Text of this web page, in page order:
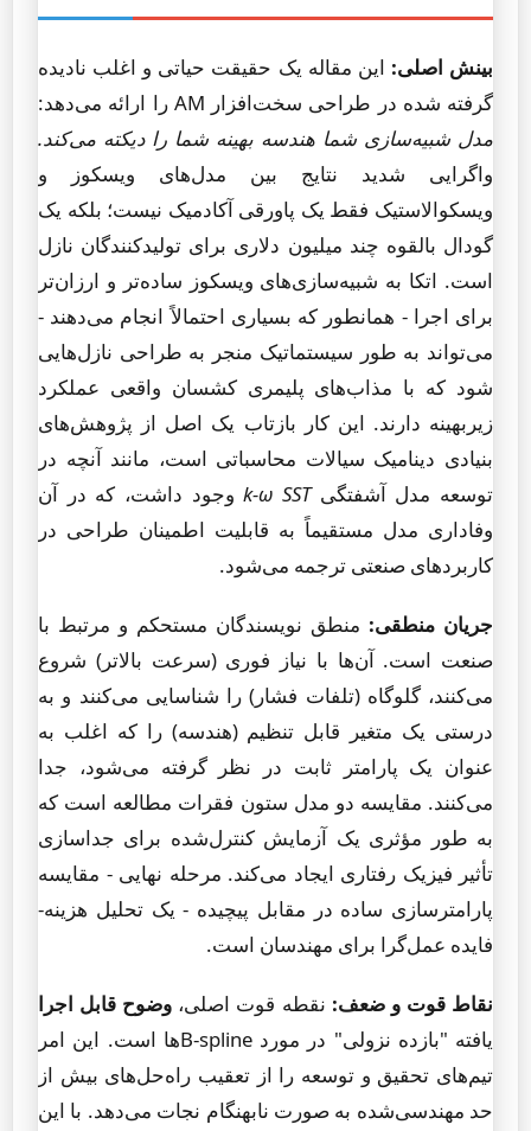
بینش اصلی: این مقاله یک حقیقت حیاتی و اغلب نادیده
گرفته شده در طراحی سخت‌افزار AM را ارائه می‌دهد:
مدل شبیه‌سازی شما هندسه بهینه شما را دیکته می‌کند.
واگرایی شدید نتایج بین مدل‌های ویسکوز و
ویسکوالاستیک فقط یک پاورقی آکادمیک نیست؛ بلکه یک
گودال بالقوه چند میلیون دلاری برای تولیدکنندگان نازل
است. اتکا به شبیه‌سازی‌های ویسکوز ساده‌تر و ارزان‌تر
برای اجرا - همانطور که بسیاری احتمالاً انجام می‌دهند -
می‌تواند به طور سیستماتیک منجر به طراحی نازل‌هایی
شود که با مذاب‌های پلیمری کشسان واقعی عملکرد
زیربهینه دارند. این کار بازتاب یک اصل از پژوهش‌های
بنیادی دینامیک سیالات محاسباتی است، مانند آنچه در
توسعه مدل آشفتگیk-ω SSTوجود داشت، که در آن
وفاداری مدل مستقیماً به قابلیت اطمینان طراحی در
کاربردهای صنعتی ترجمه می‌شود.
جریان منطقی: منطق نویسندگان مستحکم و مرتبط با
صنعت است. آن‌ها با نیاز فوری (سرعت بالاتر) شروع
می‌کنند، گلوگاه (تلفات فشار) را شناسایی می‌کنند و به
درستی یک متغیر قابل تنظیم (هندسه) را که اغلب به
عنوان یک پارامتر ثابت در نظر گرفته می‌شود، جدا
می‌کنند. مقایسه دو مدل ستون فقرات مطالعه است که
به طور مؤثری یک آزمایش کنترل‌شده برای جداسازی
تأثیر فیزیک رفتاری ایجاد می‌کند. مرحله نهایی - مقایسه
پارامترسازی ساده در مقابل پیچیده - یک تحلیل هزینه-
فایده عمل‌گرا برای مهندسان است.
نقاط قوت و ضعف: نقطه قوت اصلی، وضوح قابل اجرا
یافته "بازده نزولی" در مورد B-splineها است. این امر
تیم‌های تحقیق و توسعه را از تعقیب راه‌حل‌های بیش از
حد مهندسی‌شده به صورت نابهنگام نجات می‌دهد. با این